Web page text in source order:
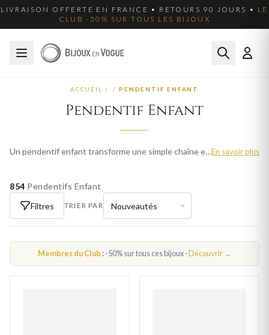
LIVRAISON OFFERTE EN FRANCE • RETOURS 90 JOURS • LE
CLUB -50% SUR TOUS LES BIJOUX
ACCUEIL / / PENDENTIF ENFANT
Pendentif Enfant
Un pendentif enfant transforme une simple chaîne en un bijou chargé de sens. Bijoux en Vogue propose des pendentifs enfant en or et argent aux motifs enchanteurs : ange gardien, cœur, étoile, trèfle et initiale. Parfaits pour un baptême, un anniversaire ou une communion, ces pendentifs peuvent être gravés au dos pour un souvenir éternel. Fabrication française et livraison offerte.En savoir plus
854 Pendentifs Enfant
Filtres
TRIER PAR
Membres du Club : -50% sur tous ces bijoux ·Découvrir →